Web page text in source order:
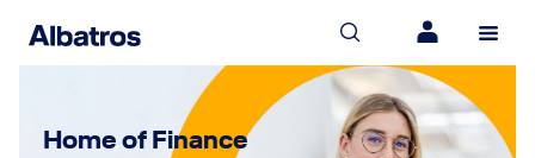
Home of Finance